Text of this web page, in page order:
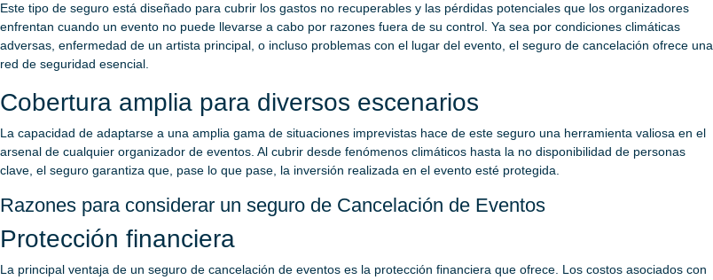
Este tipo de seguro está diseñado para cubrir los gastos no recuperables y las pérdidas potenciales que los organizadores
enfrentan cuando un evento no puede llevarse a cabo por razones fuera de su control. Ya sea por condiciones climáticas
adversas, enfermedad de un artista principal, o incluso problemas con el lugar del evento, el seguro de cancelación ofrece una
red de seguridad esencial.
Cobertura amplia para diversos escenarios
La capacidad de adaptarse a una amplia gama de situaciones imprevistas hace de este seguro una herramienta valiosa en el
arsenal de cualquier organizador de eventos. Al cubrir desde fenómenos climáticos hasta la no disponibilidad de personas
clave, el seguro garantiza que, pase lo que pase, la inversión realizada en el evento esté protegida.
Razones para considerar un seguro de Cancelación de Eventos
Protección financiera
La principal ventaja de un seguro de cancelación de eventos es la protección financiera que ofrece. Los costos asociados con